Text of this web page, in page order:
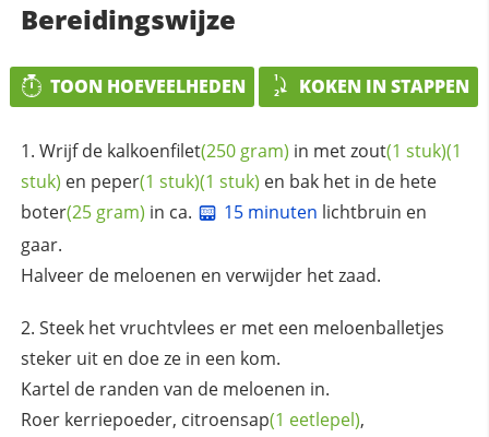
Bereidingswijze
TOON HOEVEELHEDEN KOKEN IN STAPPEN
Wrijf de kalkoenfilet(250 gram) in metzout(1 stuk)(1
stuk) en peper(1 stuk)(1 stuk) en bak het in de hete
boter(25 gram) in ca. 15 minuten lichtbruin en
gaar.
Halveer de meloenen en verwijder het zaad.
Steek het vruchtvlees er met een meloenballetjes
steker uit en doe ze in een kom.
Kartel de randen van de meloenen in.
Roer kerriepoeder, citroensap(1 eetlepel),